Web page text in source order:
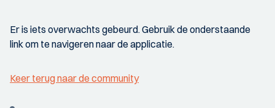
Er is iets overwachts gebeurd. Gebruik de onderstaande
link om te navigeren naar de applicatie.
Keer terug naar de community